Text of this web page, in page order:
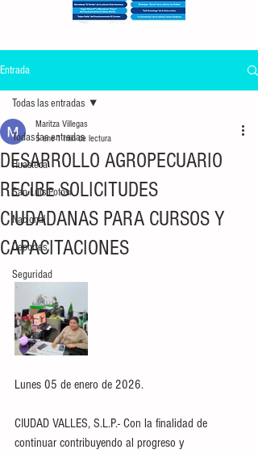
Entrada
Todas las entradas
Huasteca
San Luis Potosí
Nacional
Deportes
Seguridad
Todas las entradas
DESARROLLO AGROPECUARIO
RECIBE SOLICITUDES
CIUDADANAS PARA CURSOS Y
CAPACITACIONES
Maritza Villegas
5 ene1 min de lectura
Lunes 05 de enero de 2026.
CIUDAD VALLES, S.L.P.- Con la finalidad de
continuar contribuyendo al progreso y